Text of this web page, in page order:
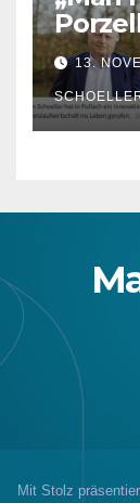
13.
Mit Stolz